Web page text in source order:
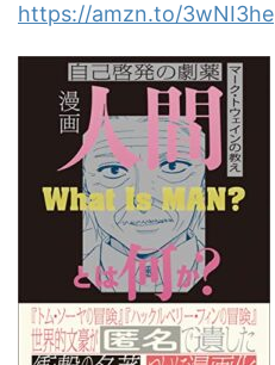
https://amzn.to/3wNI3he